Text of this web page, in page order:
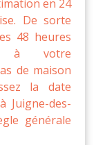
en 24
De sorte
48 heures
à votre
de maison
la date
Juigne-des-
générale